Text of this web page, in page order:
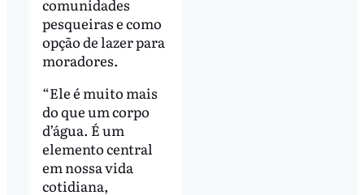
comunidades
pesqueiras e como
opção de lazer para
moradores.
“Ele é muito mais
do que um corpo
d’água. É um
elemento central
em nossa vida
cotidiana,